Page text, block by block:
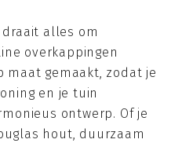
alles om
overkappingen
gemaakt, zodat je
en je tuin
ontwerp. Of je
hout, duurzaam